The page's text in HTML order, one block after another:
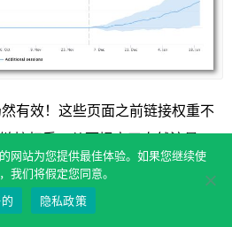
有效！这些页面之前链接权重不
使其指向所有位置页面，而不仅
网站为您提供最佳体验。如果您继续使
我们将假定您同意。
隐私政策